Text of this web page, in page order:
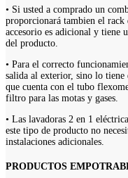
• Si usted a comprado un
proporcionará tambien el rack
accesorio es adicional y tiene
del producto.
• Para el correcto
salida al exterior, sino lo
que cuenta con el tubo
filtro para las motas y gases.
• Las lavadoras 2 en 1
este tipo de producto no
instalaciones adicionales.
PRODUCTOS